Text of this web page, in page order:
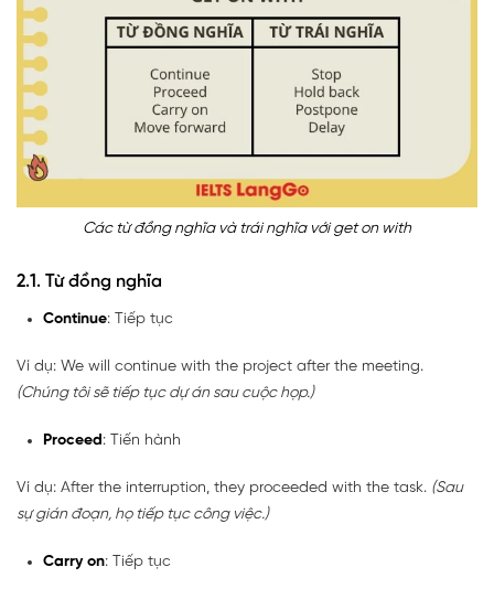
Các từ đồng nghĩa và trái nghĩa với get on with
2.1. Từ đồng nghĩa
Continue: Tiếp tục
Ví dụ: We will continue with the project after the meeting.
(Chúng tôi sẽ tiếp tục dự án sau cuộc họp.)
Proceed: Tiến hành
Ví dụ: After the interruption, they proceeded with the task. (Sau
sự gián đoạn, họ tiếp tục công việc.)
Carry on: Tiếp tục